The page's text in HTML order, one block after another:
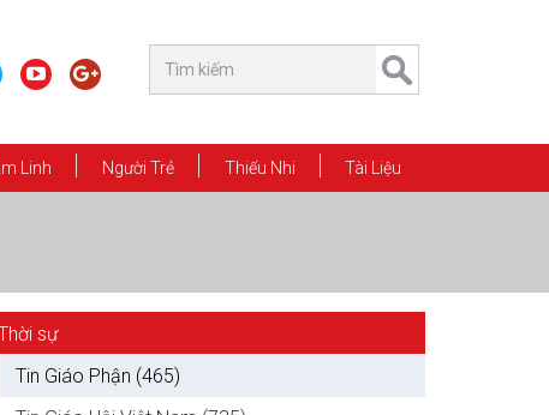
Linh Người Trẻ Thiếu Nhi Tài Liệu
sự
Tin Giáo Phận (465)